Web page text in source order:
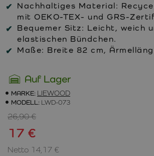
Nachhaltiges Material:
mit OEKO-TEX- und GRS-
Bequemer Sitz: Leicht, weich
elastischen Bündchen.
Maße: Breite 82 cm,
Auf Lager
MARKE: LIEWOOD
MODELL: LWD-073
17 €
26,90 €
Netto 14,17 €